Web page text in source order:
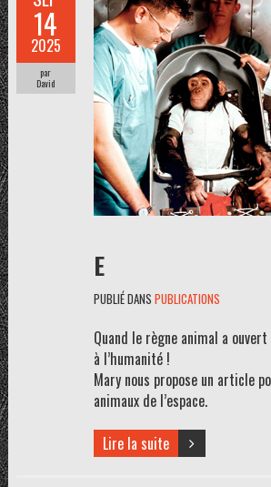
14
2025
par
David
E
PUBLIÉ DANS PUBLICATIONS
Quand le règne animal a ouvert
à l’humanité !
Mary nous propose un article
animaux de l’espace.
Lire la suite